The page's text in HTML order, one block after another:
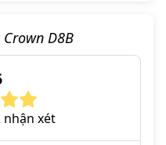
chất lượng cao, sản
chi tiết, tự nhiên và
vận hành ổn định và giá
thiết bị lý tưởng để
các hệ thống dân dụng.
D8B
nhận xét